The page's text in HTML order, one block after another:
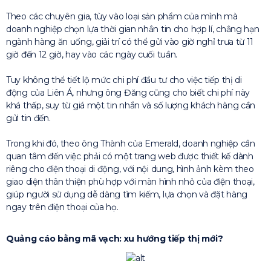
Theo các chuyên gia, tùy vào loại sản phẩm của mình mà
doanh nghiệp chọn lựa thời gian nhắn tin cho hợp lí, chẳng hạn
ngành hàng ăn uống, giải trí có thể gửi vào giờ nghỉ trưa từ 11
giờ đến 12 giờ, hay vào các ngày cuối tuần.
Tuy không thể tiết lộ mức chi phí đầu tư cho việc tiếp thị di
động của Liên Á, nhưng ông Đăng cũng cho biết chi phí này
khá thấp, suy từ giá một tin nhắn và số lượng khách hàng cần
gửi tin đến.
Trong khi đó, theo ông Thành của Emerald, doanh nghiệp cần
quan tâm đến việc phải có một trang web được thiết kế dành
riêng cho điện thoại di động, với nội dung, hình ảnh kèm theo
giao diện thân thiện phù hợp với màn hình nhỏ của điện thoại,
giúp người sử dụng dễ dàng tìm kiếm, lựa chọn và đặt hàng
ngay trên điện thoại của họ.
Quảng cáo bằng mã vạch: xu hướng tiếp thị mới?